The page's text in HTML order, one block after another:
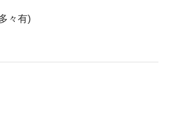
々有)